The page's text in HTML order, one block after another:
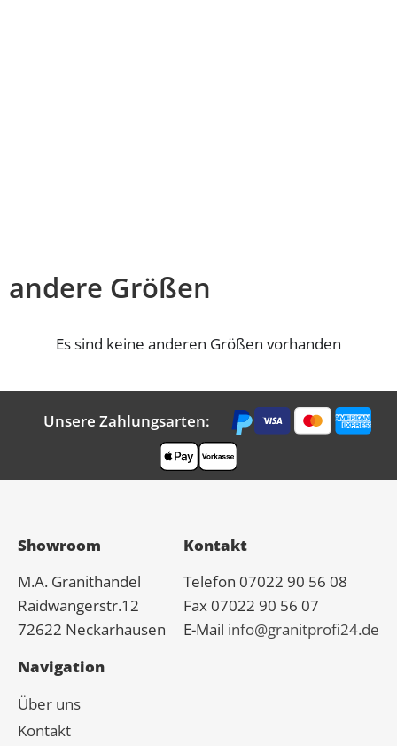
andere Größen
Es sind keine anderen Größen vorhanden
Unsere Zahlungsarten:
Showroom
M.A. Granithandel
Raidwangerstr.12
72622 Neckarhausen
Kontakt
Telefon 07022 90 56 08
Fax 07022 90 56 07
E-Mail info@granitprofi24.de
Navigation
Über uns
Kontakt